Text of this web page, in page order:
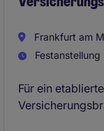
Frankfurt am
Festanstellung
Für ein